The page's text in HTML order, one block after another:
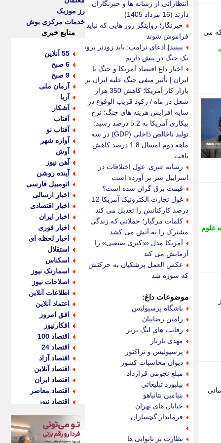
می
علوم
درمانی
انتظاراتی از رسانه ها و خبرنگاران
دارند (16 مرداد 1405)
خبرنگار؛ روایتگر روز هایی که نباید
فراموش شوند
ببینید| ادعای ترامپ: باید زودتر بروم؛
یک جنگ در پیش داریم
اخبار داغ اقتصاد آمریکا و جنگ با
ایران | تأثیر منفی جنگ علیه ایران بر
بازار کار آمریکا؛ کاهش 350 هزار
شغل در ماه / رکود قریب الوقوع در
سایه افزایش هزینه های جنگ؛ نرخ
بیکاری آمریکا به 5.2 درصد رسید؛
تولید ناخالص داخلی (GDP) در سه
ماهه دوم امسال 1.8 درصد کاهش
یافت
رسانه عبری: غول اختلافات در
اسراییل سر بر آورده است
قیمت برق گران شده است؟
غول تجارت الکترونیک آمریکا 12
درصد کارکنانش را تعدیل می کند
کلمات مرگبار؛ جملاتی که زندگی
مشترک را به آتش می کشد
آمریکا مدل «دکتری صنعتی» را
آزمایش می کند
عکس العمل پزشکیان به حرکتش
که سوژه شد
موضوعات داغ:
باشگاه پرسپولیس
رامین رضاییان
رقابت های لیگ برتر
مهدی تارتار
پرسپولیس و تراکتور
دیوان محاسبات کشور
مبلغ نجومی قرارداد
بیلبورد تبلیغاتی
بنیامین نتانیاهو
خیابان های تهران
فرماندار گچساران
نظارت بر نانوایی ها
رز موزیک
خدمات مرکزی بوش
منابع خبری
55 آنلاین
6 صبح
9 صبح
آرمان ملی
آریا
آشکار
آفتاب
آفتاب نو
آوازه شهر
آوش
آهن نیوز
آینده روشن
اتومبیل فارسی
اخبار ارسالی
اخبار اقتصادی
اخبار ایران
اخبار فوری
اخبار لحظه ای
استقلال
اسکناس
اسمارتک نیوز
اصلاحات نیوز
اطلاعات آنلاین
اعتماد آنلاین
افق امروز
افکارنیوز
اقتصاد 100
اقتصاد 24
اقتصاد آزاد
اقتصاد آنلاین
اقتصاد ایران
اقتصاد معاصر
اقتصاد نیوز
اکوفارس
اکونگار